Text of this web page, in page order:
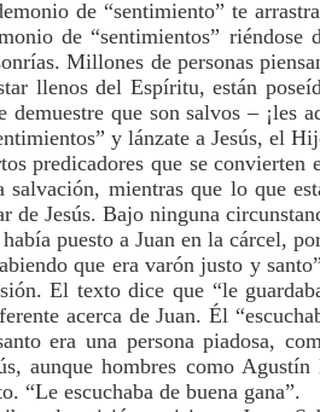
de “sentimiento” te
de “sentimientos”
Millones de personas
llenos del Espíritu, están
demuestre que son salvos – ¡les
y lánzate a Jesús, el
predicadores que se convierten
salvación, mientras que lo que
de Jesús. Bajo ninguna
puesto a Juan en la cárcel,
que era varón justo y
El texto dice que “le
acerca de Juan. Él
era una persona piadosa,
aunque hombres como
“Le escuchaba de buena gana”.